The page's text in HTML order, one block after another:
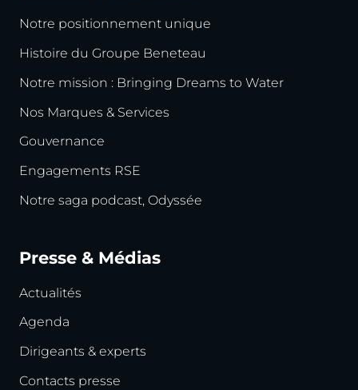
Notre positionnement unique
Histoire du Groupe Beneteau
Notre mission : Bringing Dreams to Water
Nos Marques & Services
Gouvernance
Engagements RSE
Notre saga podcast, Odyssée
Presse & Médias
Actualités
Agenda
Dirigeants & experts
Contacts presse